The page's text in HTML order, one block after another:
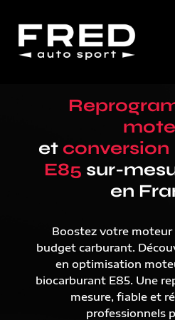
et
E85 sur-
en
Boostez votre
budget carburant.
en optimisation
biocarburant E85. Une
mesure, fiable et
professionnels